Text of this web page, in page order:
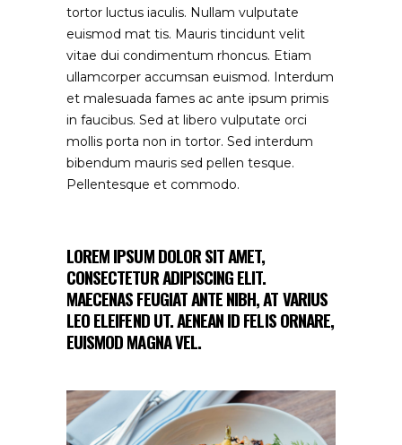
tortor luctus iaculis. Nullam vulputate
euismod mat tis. Mauris tincidunt velit
vitae dui condimentum rhoncus. Etiam
ullamcorper accumsan euismod. Interdum
et malesuada fames ac ante ipsum primis
in faucibus. Sed at libero vulputate orci
mollis porta non in tortor. Sed interdum
bibendum mauris sed pellen tesque.
Pellentesque et commodo.
LOREM IPSUM DOLOR SIT AMET,
CONSECTETUR ADIPISCING ELIT.
MAECENAS FEUGIAT ANTE NIBH, AT VARIUS
LEO ELEIFEND UT. AENEAN ID FELIS ORNARE,
EUISMOD MAGNA VEL.